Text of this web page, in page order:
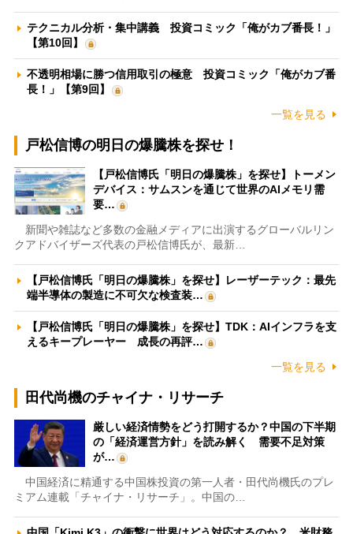
テクニカル分析・集中講義 投資コミック「俺がカブ番長！」
【第10回】
不透明相場に勝つ信用取引の極意 投資コミック「俺がカブ番
長！」【第9回】
一覧を見る
戸松信博の明日の爆騰株を探せ！
【戸松信博氏「明日の爆騰株」を探せ】トーメン
デバイス：サムスンを通じて世界のAIメモリ需
要…
新聞や雑誌など多数の金融メディアに出演するグローバルリン
クアドバイザーズ代表の戸松信博氏が、最新…
【戸松信博氏「明日の爆騰株」を探せ】レーザーテック：最先
端半導体の製造に不可欠な検査装…
【戸松信博氏「明日の爆騰株」を探せ】TDK：AIインフラを支
えるキープレーヤー 成長の再評…
一覧を見る
田代尚機のチャイナ・リサーチ
厳しい経済情勢をどう打開するか？中国の下半期
の「経済運営方針」を読み解く 需要不足対策
が…
中国経済に精通する中国株投資の第一人者・田代尚機氏のプレ
ミアム連載「チャイナ・リサーチ」。中国の…